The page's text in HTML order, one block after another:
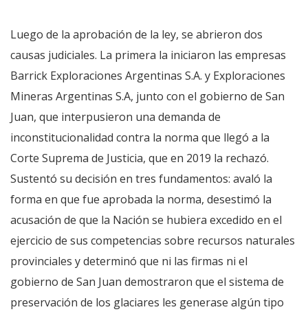
Luego de la aprobación de la ley, se abrieron dos
causas judiciales. La primera la iniciaron las empresas
Barrick Exploraciones Argentinas S.A. y Exploraciones
Mineras Argentinas S.A, junto con el gobierno de San
Juan, que interpusieron una demanda de
inconstitucionalidad contra la norma que llegó a la
Corte Suprema de Justicia, que en 2019 la rechazó.
Sustentó su decisión en tres fundamentos: avaló la
forma en que fue aprobada la norma, desestimó la
acusación de que la Nación se hubiera excedido en el
ejercicio de sus competencias sobre recursos naturales
provinciales y determinó que ni las firmas ni el
gobierno de San Juan demostraron que el sistema de
preservación de los glaciares les generase algún tipo